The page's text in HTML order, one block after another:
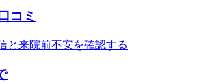
コミ
と来院前不安を確認する